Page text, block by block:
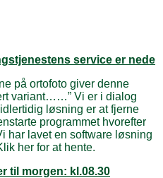
service er nede
på ortofoto giver denne
variant……” Vi er i dialog
løsning er at fjerne
programmet hvorefter
har lavet en software løsning
her for at hente.
til morgen: kl.08.30